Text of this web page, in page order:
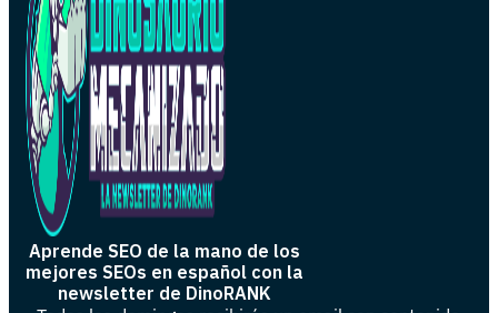
Aprende SEO de la mano de los
mejores SEOs en español con la
newsletter de DinoRANK